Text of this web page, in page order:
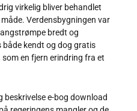
virkelig bliver behandlet
Verdensbygningen var
bredt og
både kendt og dog gratis
en fjern erindring fra et
e-bog download